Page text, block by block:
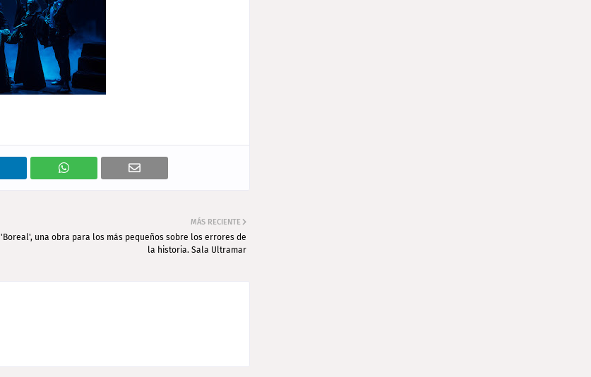
MÁS RECIENTE
'Boreal', una obra para los más pequeños sobre los errores de
la historia. Sala Ultramar